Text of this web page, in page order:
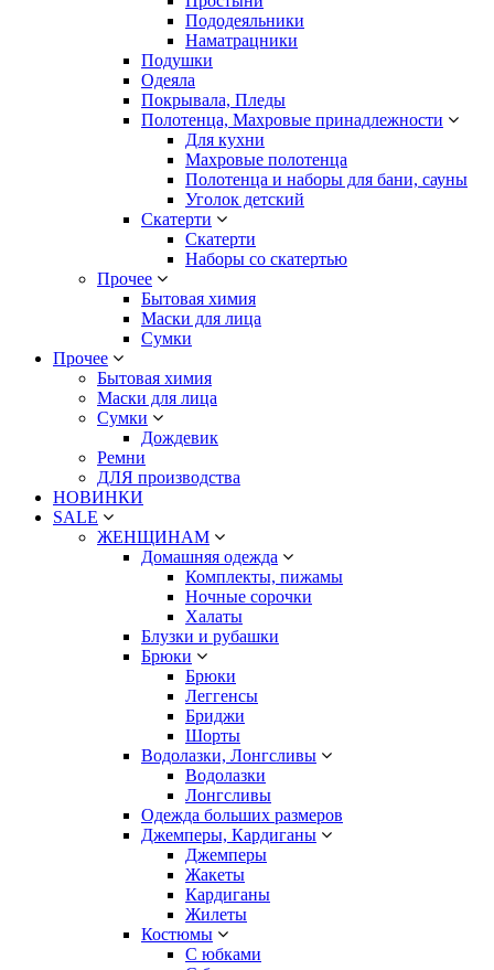
Пододеяльники
Наматрацники
Подушки
Одеяла
Покрывала, Пледы
Полотенца, Махровые принадлежности
Для кухни
Махровые полотенца
Полотенца и наборы для бани, сауны
Уголок детский
Скатерти
Скатерти
Наборы со скатертью
Прочее
Бытовая химия
Маски для лица
Сумки
Прочее
Бытовая химия
Маски для лица
Сумки
Дождевик
Ремни
ДЛЯ производства
НОВИНКИ
SALE
ЖЕНЩИНАМ
Домашняя одежда
Комплекты, пижамы
Ночные сорочки
Халаты
Блузки и рубашки
Брюки
Брюки
Леггенсы
Бриджи
Шорты
Водолазки, Лонгсливы
Водолазки
Лонгсливы
Одежда больших размеров
Джемперы, Кардиганы
Джемперы
Жакеты
Кардиганы
Жилеты
Костюмы
С юбками